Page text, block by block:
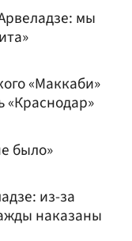
мы
«Маккаби»
«Краснодар»
было»
из-за
наказаны